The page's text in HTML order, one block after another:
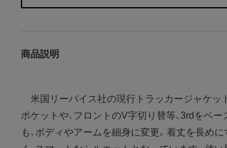
商品説明
米国リーバイス社の現行トラッカージャケッ
ポケットや、フロントのV字切り替等、3rdをベ
も、ボディやアームを細身に変更。着丈を長め